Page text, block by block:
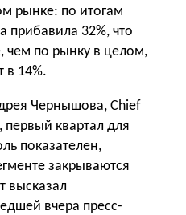
рынке: по итогам
прибавила 32%, что
чем по рынку в целом,
в 14%.
Чернышова, Chief
первый квартал для
показателен,
закрываются
высказал
вчера пресс-